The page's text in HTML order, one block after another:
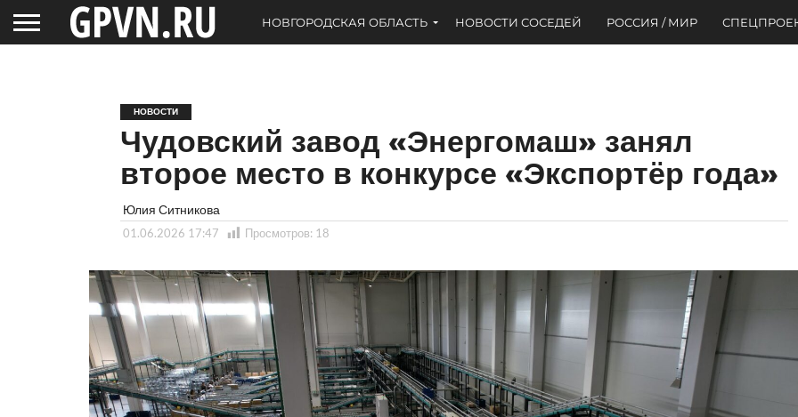
НОВГОРОДСКАЯ ОБЛАСТЬ НОВОСТИ СОСЕДЕЙ РОССИЯ / МИР
НОВОСТИ
Чудовский завод «Энергомаш» занял
второе место в конкурсе «Экспортёр года»
Юлия Ситникова
01.06.2026 17:47 Просмотров: 18